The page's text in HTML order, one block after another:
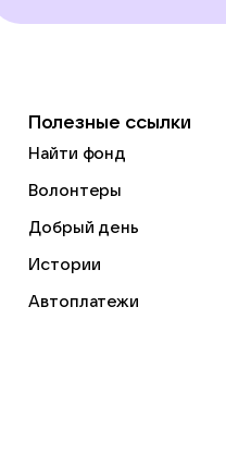
Полезные ссылки
Найти фонд
Волонтеры
Добрый день
Истории
Автоплатежи